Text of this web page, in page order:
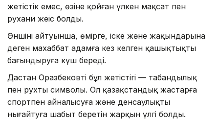
жетістік емес, өзіне қойған үлкен мақсат пен
рухани жеңіс болды.
Әншінің айтуынша, өмірге, іске және жақындарына
деген махаббат адамға кез келген қашықтықты
бағындыруға күш береді.
Дастан Оразбековтің бұл жетістігі — табандылық
пен рухтың символы. Ол қазақстандық жастарға
спортпен айналысуға және денсаулықты
нығайтуға шабыт беретін жарқын үлгі болды.